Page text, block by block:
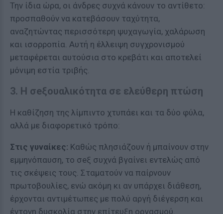
Την ίδια ώρα, οι άνδρες συχνά κάνουν το αντίθετο:
προσπαθούν να κατεβάσουν ταχύτητα,
αναζητώντας περισσότερη ψυχαγωγία, χαλάρωση
και ισορροπία. Αυτή η έλλειψη συγχρονισμού
μεταφέρεται αυτούσια στο κρεβάτι και αποτελεί
μόνιμη εστία τριβής.
3. Η σeξουαλικότητα σε ελεύθερη πτώση
Η καθίζηση της λίμπιντο χτυπάει και τα δύο φύλα,
αλλά με διαφορετικό τρόπο:
Στις γυναίκες: Καθώς πλησιάζουν ή μπαίνουν στην
εμμηνόπαυση, το σeξ συχνά βγαίνει εντελώς από
τις σκέψεις τους. Σταματούν να παίρνουν
πρωτοβουλίες, ενώ ακόμη κι αν υπάρχει διάθεση,
έρχονται αντιμέτωπες με πολύ αργή διέγερση και
έντονη δυσκολία στην επίτευξη οργασμού.